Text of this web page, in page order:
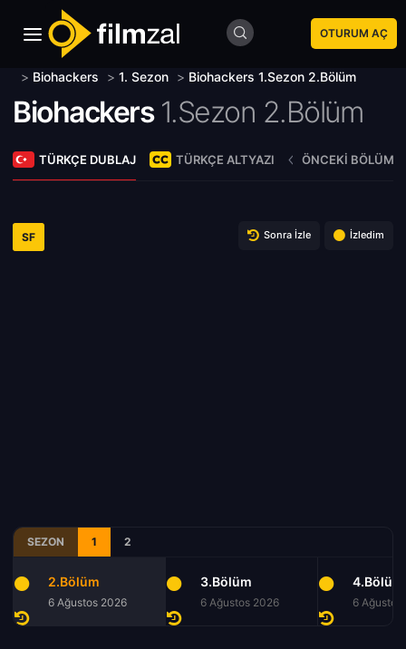
OTURUM AÇ
> Biohackers > 1. Sezon > Biohackers 1.Sezon 2.Bölüm
Biohackers 1.Sezon 2.Bölüm
TÜRKÇE DUBLAJ TÜRKÇE ALTYAZI ÖNCEKI BÖLÜM
SF Sonra İzle İzledim
SEZON 1 2
2.Bölüm
6 Ağustos 2026
3.Bölüm
6 Ağustos 2026
4.Bölüm
6 Ağustos